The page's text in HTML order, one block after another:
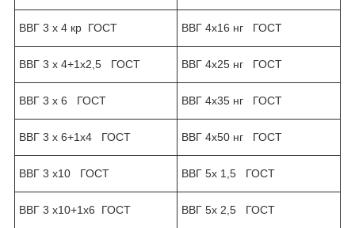
ВВГ 3 х 4 кр ГОСТ ВВГ 4х16 нг ГОСТ
ВВГ 3 х 4+1х2,5 ГОСТ ВВГ 4х25 нг ГОСТ
ВВГ 3 х 6 ГОСТ ВВГ 4х35 нг ГОСТ
ВВГ 3 х 6+1х4 ГОСТ ВВГ 4х50 нг ГОСТ
ВВГ 3 х10 ГОСТ ВВГ 5х 1,5 ГОСТ
ВВГ 3 х10+1х6 ГОСТ ВВГ 5х 2,5 ГОСТ